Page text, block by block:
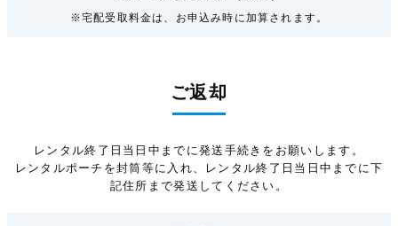
※宅配受取料金は、お申込み時に加算されます。
ご返却
レンタル終了日当日中までに発送手続きをお願いします。
レンタルポーチを封筒等に入れ、レンタル終了日当日中までに下
記住所まで発送してください。